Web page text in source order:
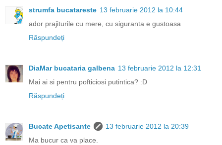
strumfa bucatareste 13 februarie 2012 la 10:44
ador prajiturile cu mere, cu siguranta e gustoasa
Răspundeți
DiaMar bucataria galbena 13 februarie 2012 la 12:31
Mai ai si pentru pofticiosi putintica? :D
Răspundeți
Bucate Apetisante
13 februarie 2012 la 20:39
Ma bucur ca va place.